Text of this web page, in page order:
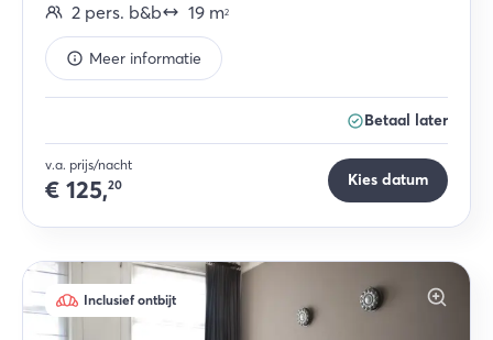
2 pers. b&b 19 m2
Meer informatie
Betaal later
v.a. prijs/nacht
€ 125,20 Kies datum
Inclusief ontbijt